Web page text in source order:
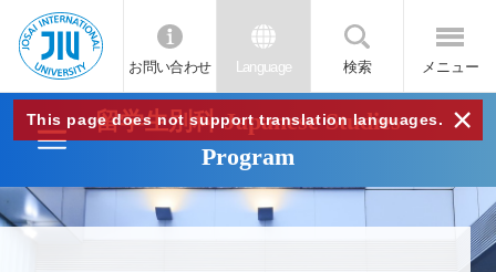
JIU
城西
国際
お問い合わせ Language 検索 メニュー
This page does not support translation languages. ×
留学生別科 Japanese Studies
Program